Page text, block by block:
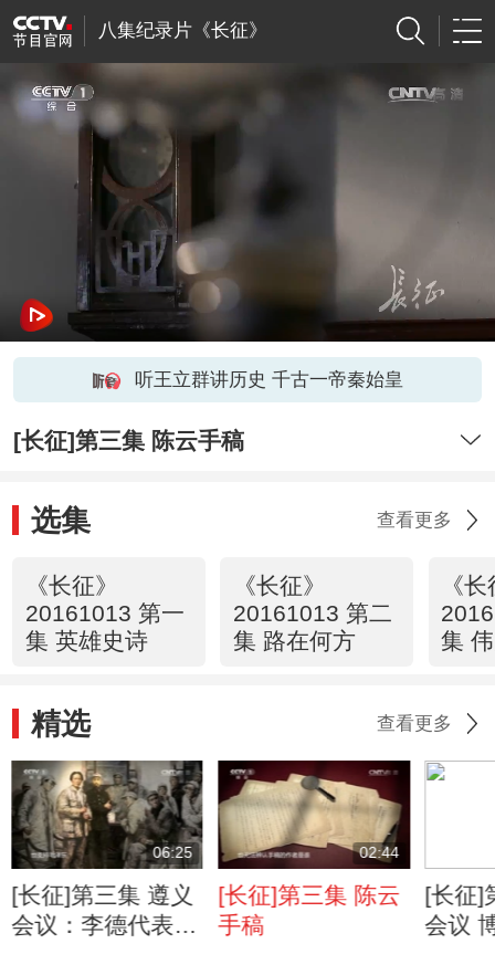
八集纪录片《长征》
听王立群讲历史 千古一帝秦始皇
[长征]第三集 陈云手稿
选集 查看更多
《长征》
20161013 第一
集 英雄史诗
《长征》
20161013 第二
集 路在何方
《
集
精选 查看更多
06:25
[长征]第三集 遵义
会议：李德代表错
02:44
[长征]第三集 陈云
手稿
[长征]
会议